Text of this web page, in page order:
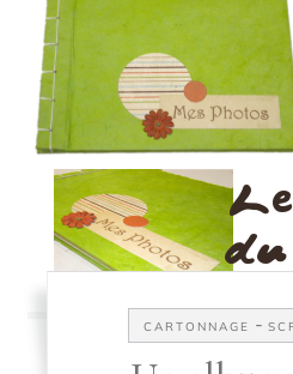
CARTONNAGE -